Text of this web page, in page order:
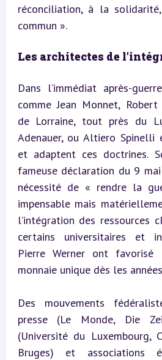
réconciliation, à la
commun ».
Les architectes de
Dans l’immédiat après-
comme Jean Monnet, Robert
de Lorraine, tout près du
Adenauer, ou Altiero Spinelli
et adaptent ces doctrines.
fameuse déclaration du 9
nécessité de « rendre la
impensable mais
l’intégration des ressources
certains universitaires et
Pierre Werner ont
monnaie unique dès les
Des mouvements
presse (Le Monde, Die
(Université du Luxembourg,
Bruges) et associations